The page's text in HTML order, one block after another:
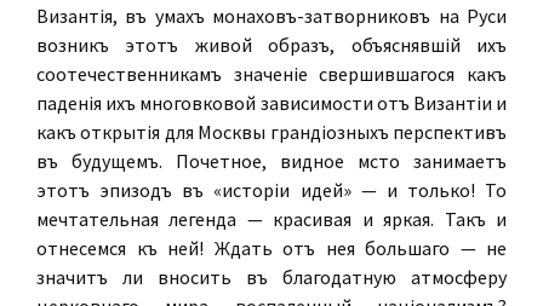
Византія, въ умахъ монаховъ-затворниковъ на Руси
возникъ этотъ живой образъ, объяснявшій ихъ
соотечественникамъ значеніе свершившагося какъ
паденія ихъ многовѣковой зависимости отъ Византіи и
какъ открытія для Москвы грандіозныхъ перспективъ
въ будущемъ. Почетное, видное мѣсто занимаетъ
этотъ эпизодъ въ «исторіи идей» — и только! То
мечтательная легенда — красивая и яркая. Такъ и
отнесемся къ ней! Ждать отъ нея большаго — не
значитъ ли вносить въ благодатную атмосферу